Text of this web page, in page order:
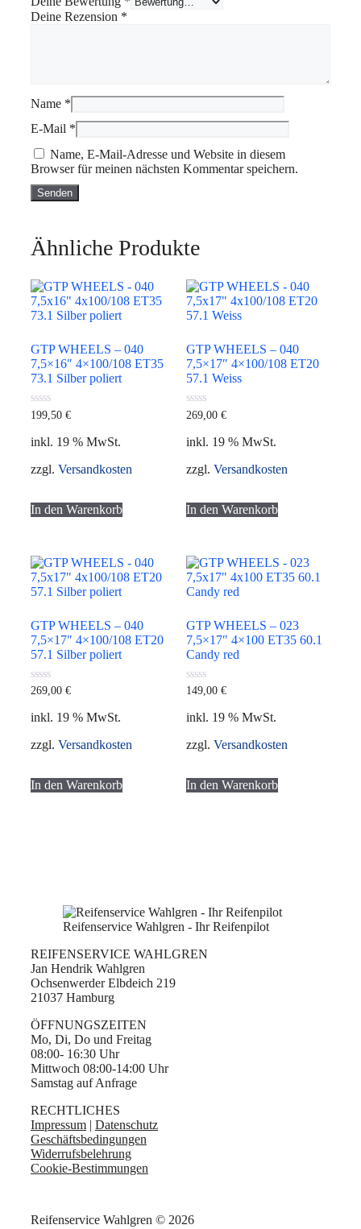
Deine Rezension *
Name *
E-Mail *
Name, E-Mail-Adresse und Website in diesem
Browser für meinen nächsten Kommentar speichern.
Ähnliche Produkte
GTP WHEELS – 040
7,5×16″ 4×100/108 ET35
73.1 Silber poliert
0
5
199,50 €
inkl. 19 % MwSt.
zzgl. Versandkosten
In den Warenkorb
GTP WHEELS – 040
7,5×17″ 4×100/108 ET20
57.1 Weiss
0
5
269,00€
inkl. 19 % MwSt.
zzgl.Versandkosten
In den Warenkorb
GTP WHEELS – 040
7,5×17″ 4×100/108 ET20
57.1 Silber poliert
0
5
269,00 €
inkl. 19 % MwSt.
zzgl. Versandkosten
In den Warenkorb
GTP WHEELS – 023
7,5×17″ 4×100 ET35 60.1
Candy red
0
5
149,00€
inkl. 19 % MwSt.
zzgl.Versandkosten
In den Warenkorb
Reifenservice Wahlgren - Ihr Reifenpilot
REIFENSERVICE WAHLGREN
Jan Hendrik Wahlgren
Ochsenwerder Elbdeich 219
21037 Hamburg
ÖFFNUNGSZEITEN
Mo, Di, Do und Freitag
08:00- 16:30 Uhr
Mittwoch 08:00-14:00 Uhr
Samstag auf Anfrage
RECHTLICHES
Impressum | Datenschutz
Geschäftsbedingungen
Widerrufsbelehrung
Cookie-Bestimmungen
Reifenservice Wahlgren © 2026